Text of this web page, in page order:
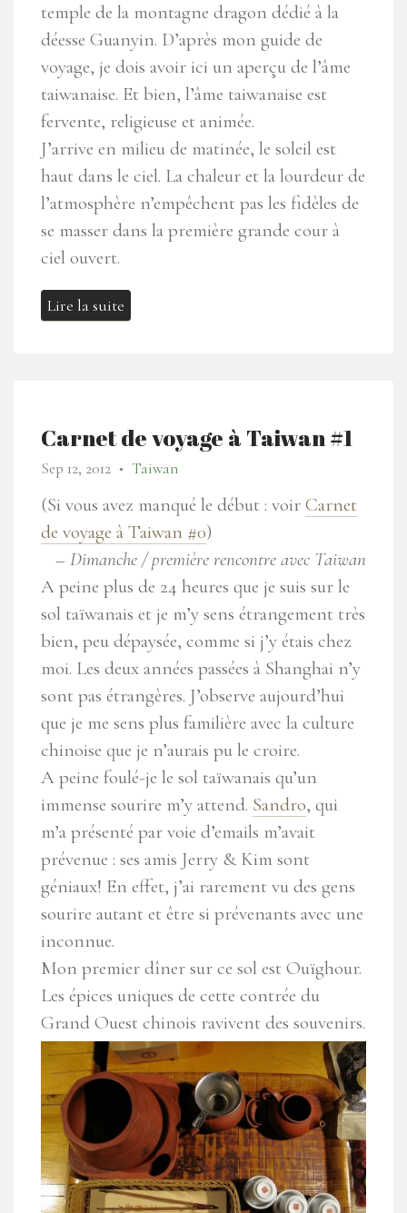
temple de la montagne dragon dédié à la
déesse Guanyin. D’après mon guide de
voyage, je dois avoir ici un aperçu de l’âme
taiwanaise. Et bien, l’âme taiwanaise est
fervente, religieuse et animée.
J’arrive en milieu de matinée, le soleil est
haut dans le ciel. La chaleur et la lourdeur de
l’atmosphère n’empêchent pas les fidèles de
se masser dans la première grande cour à
ciel ouvert.
Lire la suite
Carnet de voyage à Taiwan #1
Sep 12, 2012 ● Taiwan
(Si vous avez manqué le début : voir Carnet
de voyage à Taiwan #0)
– Dimanche / première rencontre avec Taiwan
A peine plus de 24 heures que je suis sur le
sol taïwanais et je m’y sens étrangement très
bien, peu dépaysée, comme si j’y étais chez
moi. Les deux années passées à Shanghai n’y
sont pas étrangères. J’observe aujourd’hui
que je me sens plus familière avec la culture
chinoise que je n’aurais pu le croire.
A peine foulé-je le sol taïwanais qu’un
immense sourire m’y attend. Sandro, qui
m’a présenté par voie d’emails m’avait
prévenue : ses amis Jerry & Kim sont
géniaux! En effet, j’ai rarement vu des gens
sourire autant et être si prévenants avec une
inconnue.
Mon premier dîner sur ce sol est Ouïghour.
Les épices uniques de cette contrée du
Grand Ouest chinois ravivent des souvenirs.